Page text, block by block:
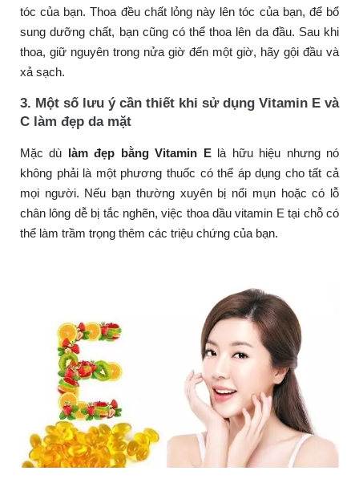
tóc của bạn. Thoa đều chất lỏng này lên tóc của bạn, để bổ
sung dưỡng chất, bạn cũng có thể thoa lên da đầu. Sau khi
thoa, giữ nguyên trong nửa giờ đến một giờ, hãy gội đầu và
xả sạch.
3. Một số lưu ý cần thiết khi sử dụng Vitamin E và
C làm đẹp da mặt
Mặc dù làm đẹp bằng Vitamin E là hữu hiệu nhưng nó
không phải là một phương thuốc có thể áp dụng cho tất cả
mọi người. Nếu bạn thường xuyên bị nổi mụn hoặc có lỗ
chân lông dễ bị tắc nghẽn, việc thoa dầu vitamin E tại chỗ có
thể làm trầm trọng thêm các triệu chứng của bạn.